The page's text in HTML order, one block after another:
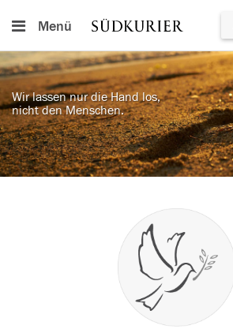
Menü
Wir lassen nur die Hand los,
nicht den Menschen.